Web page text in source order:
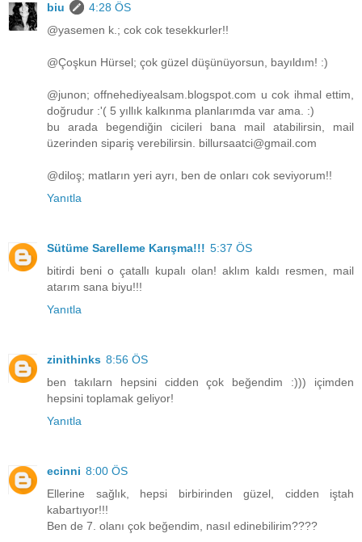
biu
4:28 ÖS
@yasemen k.; cok cok tesekkurler!!
@Çoşkun Hürsel; çok güzel düşünüyorsun, bayıldım! :)
@junon; offnehediyealsam.blogspot.com u cok ihmal ettim,
doğrudur :'( 5 yıllık kalkınma planlarımda var ama. :)
bu arada begendiğin cicileri bana mail atabilirsin, mail
üzerinden sipariş verebilirsin. billursaatci@gmail.com
@diloş; matların yeri ayrı, ben de onları cok seviyorum!!
Yanıtla
Sütüme Sarelleme Karışma!!! 5:37 ÖS
bitirdi beni o çatallı kupalı olan! aklım kaldı resmen, mail
atarım sana biyu!!!
Yanıtla
zinithinks 8:56 ÖS
ben takılarn hepsini cidden çok beğendim :))) içimden
hepsini toplamak geliyor!
Yanıtla
ecinni 8:00 ÖS
Ellerine sağlık, hepsi birbirinden güzel, cidden iştah
kabartıyor!!!
Ben de 7. olanı çok beğendim, nasıl edinebilirim????